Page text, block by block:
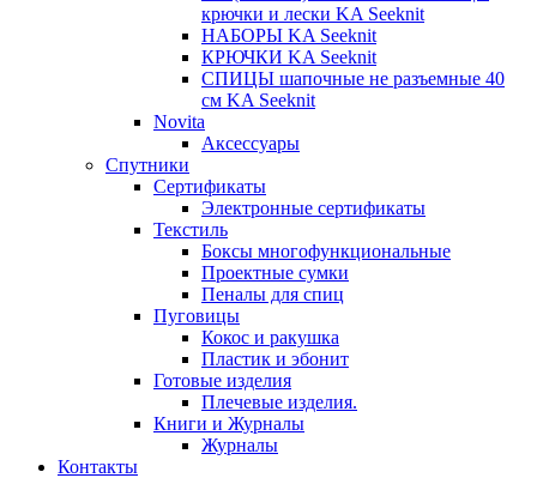
крючки и лески KA Seeknit
НАБОРЫ KA Seeknit
КРЮЧКИ KA Seeknit
СПИЦЫ шапочные не разъемные 40
см KA Seeknit
Novita
Аксессуары
Спутники
Сертификаты
Электронные сертификаты
Текстиль
Боксы многофункциональные
Проектные сумки
Пеналы для спиц
Пуговицы
Кокос и ракушка
Пластик и эбонит
Готовые изделия
Плечевые изделия.
Книги и Журналы
Журналы
Контакты